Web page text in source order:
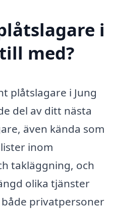
i
med?
plåtslagare i Jung
del av ditt nästa
även kända som
inom
takläggning, och
olika tjänster
privatpersoner